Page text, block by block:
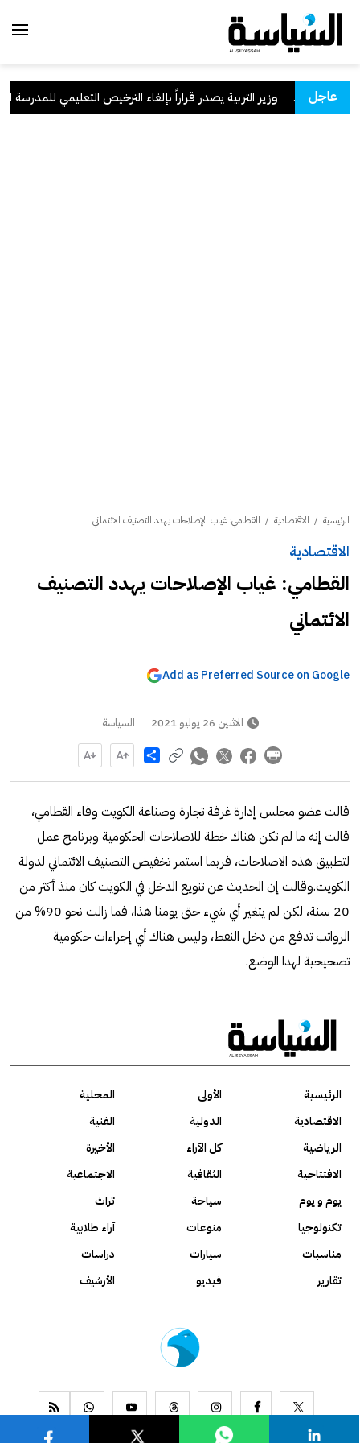
عاجل وزير التربية يصدر قراراً بإلغاء الترخيص التعليمي للمدرسة
الرئيسية / الاقتصادية / القطامي: غياب الإصلاحات يهدد التصنيف الائتماني
الاقتصادية
القطامي: غياب الإصلاحات يهدد التصنيف
الائتماني
Add as Preferred Source on Google
الاثنين 26 يوليو 2021 السياسة
Share
قالت عضو مجلس إدارة غرفة تجارة وصناعة الكويت وفاء القطامي،
قالت إنه ما لم تكن هناك خطة للاصلاحات الحكومية وبرنامج عمل
لتطبيق هذه الاصلاحات، فربما استمر تخفيض التصنيف الائتماني لدولة
الكويت.وقالت إن الحديث عن تنويع الدخل في الكويت كان منذ أكثر من
20 سنة، لكن لم يتغير أي شيء حتى يومنا هذا، فما زالت نحو 90% من
الرواتب تدفع من دخل النفط، وليس هناك أي إجراءات حكومية
تصحيحية لهذا الوضع.
الرئيسية الأولى
المحلية
الاقتصادية
الدولية
الفنية
الرياضية
كل الآراء
الأخيرة
الافتتاحية
الثقافية
الاجتماعية
يوم و يوم
سياحة
تراث
تكنولوجيا
منوعات
آراء طلابية
مناسبات
سيارات
دراسات
تقارير
فيديو الأرشيف